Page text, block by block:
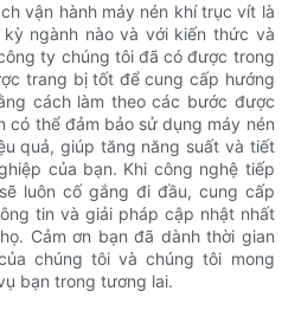
vận hành máy nén khí trục vít là
ngành nào và với kiến ​​thức và
ty chúng tôi đã có được trong
trang bị tốt để cung cấp hướng
cách làm theo các bước được
có thể đảm bảo sử dụng máy nén
quả, giúp tăng năng suất và tiết
của bạn. Khi công nghệ tiếp
luôn cố gắng đi đầu, cung cấp
tin và giải pháp cập nhật nhất
Cảm ơn bạn đã dành thời gian
chúng tôi và chúng tôi mong
bạn trong tương lai.